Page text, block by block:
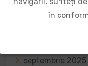
decembrie 2025
septembrie 2025
în